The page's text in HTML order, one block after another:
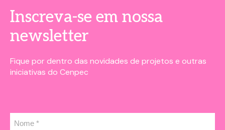
Inscreva-se em nossa
newsletter
Fique por dentro das novidades de projetos e outras
iniciativas do Cenpec